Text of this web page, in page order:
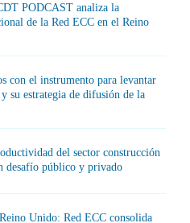
PODCAST analiza la
de la Red ECC en el Reino
con el instrumento para levantar
su estrategia de difusión de la
del sector construcción
desafío público y privado
Unido: Red ECC consolida